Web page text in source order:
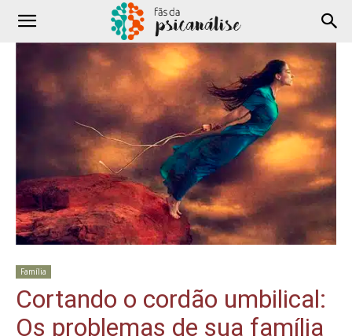
Família
Cortando o cordão umbilical:
Os problemas de sua família